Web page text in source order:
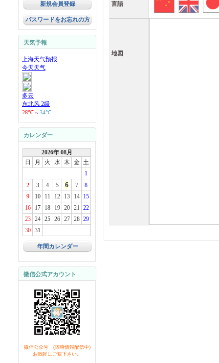
新規会員登録
パスワードをお忘れの方
天気予報
カレンダー
2026年 08月
日
月 火 水 木 金 土
1
2
3 4 5 6 7
8
9
10 11 12 13 14
15
16
17 18 19 20 21 22
23
24 25 26 27 28 29
30
31
年間カレンダー
微信公式アカウント
微信公众号 (随時情報配信中)
お気軽にご覧下さい。
言語
地図